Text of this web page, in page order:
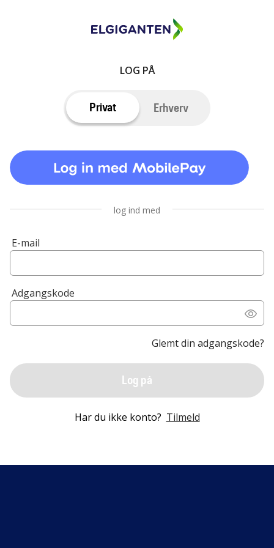
LOG PÅ
Privat Erhverv
log ind med
E-mail
Adgangskode
Glemt din adgangskode?
Log på
Har du ikke konto? Tilmeld